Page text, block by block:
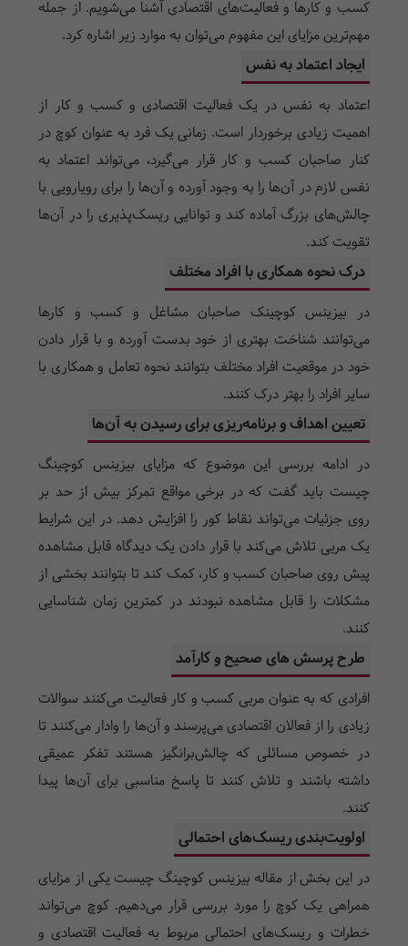
کسب و کارها و فعالیت‌های اقتصادی آشنا می‌شویم. از جمله
مهم‌ترین مزایای این مفهوم می‌توان به موارد زیر اشاره کرد.
ایجاد اعتماد به نفس
اعتماد به نفس در یک فعالیت اقتصادی و کسب و کار از
اهمیت زیادی برخوردار است. زمانی یک فرد به عنوان کوچ در
کنار صاحبان کسب و کار قرار می‌گیرد، می‌تواند اعتماد به
نفس لازم در آن‌ها را به وجود آورده و آن‌ها را برای رویارویی با
چالش‌های بزرگ آماده کند و توانایی ریسک‌پذیری را در آن‌ها
تقویت کند.
درک نحوه همکاری با افراد مختلف
در بیزینس کوچینک صاحبان مشاغل و کسب و کارها
می‌توانند شناخت بهتری از خود بدست آورده و با قرار دادن
خود در موقعیت افراد مختلف بتوانند نحوه تعامل و همکاری با
سایر افراد را بهتر درک کنند.
تعیین اهداف و برنامه‌ریزی برای رسیدن به آن‌ها
در ادامه بررسی این موضوع که مزایای بیزینس کوچینگ
چیست باید گفت که در برخی مواقع تمرکز بیش از حد بر
روی جزئیات می‌تواند نقاط کور را افزایش دهد. در این شرایط
یک مربی تلاش می‌کند با قرار دادن یک دیدگاه قابل مشاهده
پیش روی صاحبان کسب و کار، کمک کند تا بتوانند بخشی از
مشکلات را قابل مشاهده نبودند در کمترین زمان شناسایی
کنند.
طرح پرسش های صحیح و کارآمد
افرادی که به عنوان مربی کسب و کار فعالیت می‌کنند سوالات
زیادی را از فعالان اقتصادی می‌پرسند و آن‌ها را وادار می‌کنند تا
در خصوص مسائلی که چالش‌برانگیز هستند تفکر عمیقی
داشته باشند و تلاش کنند تا پاسخ مناسبی برای آن‌ها پیدا
کنند.
اولویت‌بندی ریسک‌های احتمالی
در این بخش از مقاله بیزینس کوچینگ چیست یکی از مزایای
همراهی یک کوچ را مورد بررسی قرار می‌دهیم. کوچ می‌تواند
خطرات و ریسک‌های احتمالی مربوط به فعالیت اقتصادی و